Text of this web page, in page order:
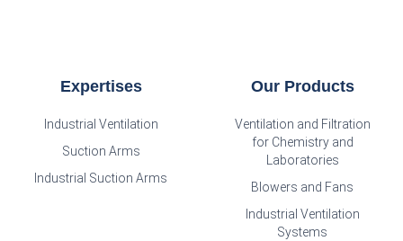
Expertises
Industrial Ventilation
Suction Arms
Industrial Suction Arms
Our Products
Ventilation and Filtration
for Chemistry and
Laboratories
Blowers and Fans
Industrial Ventilation
Systems